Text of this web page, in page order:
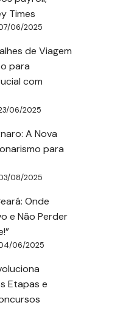
Times
06/2025
de Viagem
para
com
06/2025
A Nova
para
08/2025
Onde
e Não Perder
06/2025
Etapas e